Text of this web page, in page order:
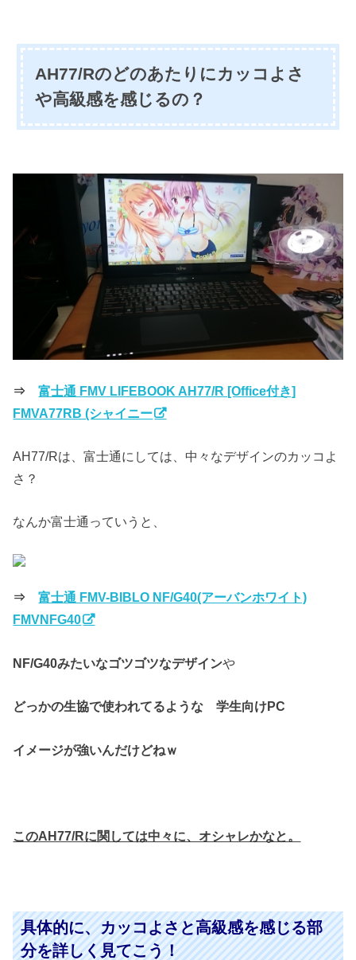
AH77/Rのどのあたりにカッコよさ
や高級感を感じるの？
⇒富士通 FMV LIFEBOOK AH77/R [Office付き]
FMVA77RB (シャイニー
AH77/Rは、富士通にしては、中々なデザインのカッコよ
さ？
なんか富士通っていうと、
⇒富士通 FMV-BIBLO NF/G40(アーバンホワイト)
FMVNFG40
NF/G40みたいなゴツゴツなデザインや
どっかの生協で使われてるような 学生向けPC
イメージが強いんだけどねｗ
このAH77/Rに関しては中々に、オシャレかなと。
具体的に、カッコよさと高級感を感じる部
分を詳しく見てこう！